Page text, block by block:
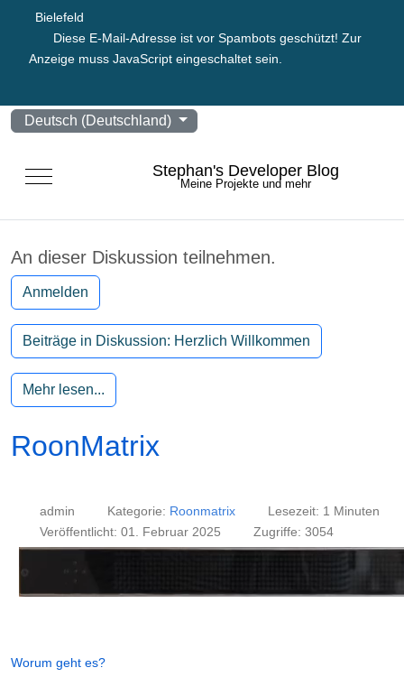
Bielefeld
Diese E-Mail-Adresse ist vor Spambots geschützt! Zur
Anzeige muss JavaScript eingeschaltet sein.
Sprache auswählen
Deutsch (Deutschland)
Mobile Menu Toggle Stephan's Developer Blog
Meine Projekte und mehr
An dieser Diskussion teilnehmen.
Anmelden
Beiträge in Diskussion: Herzlich Willkommen
Mehr lesen...
RoonMatrix
admin Kategorie: Roonmatrix
Lesezeit: 1 Minuten
Veröffentlicht: 01. Februar 2025
Zugriffe: 3054
Worum geht es?